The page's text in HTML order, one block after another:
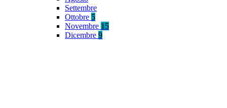
Settembre
Ottobre 5
Novembre 15
Dicembre 9